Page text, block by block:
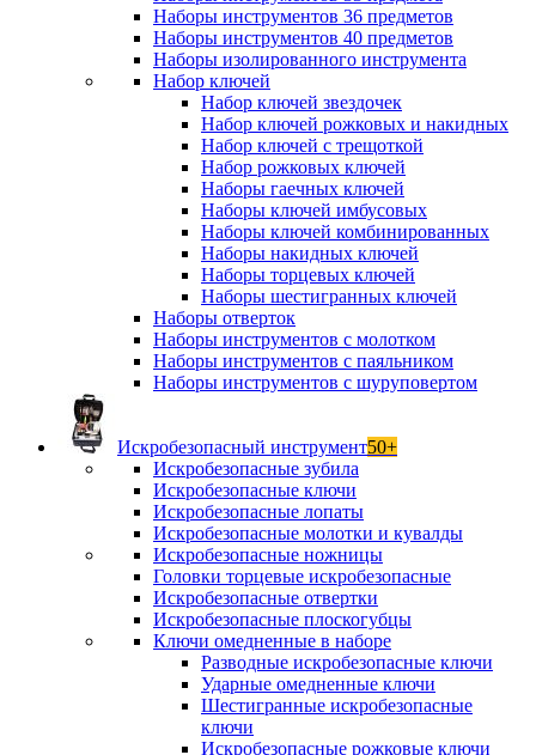
Наборы инструментов 36 предметов
Наборы инструментов 40 предметов
Наборы изолированного инструмента
Набор ключей
Набор ключей звездочек
Набор ключей рожковых и накидных
Набор ключей с трещоткой
Набор рожковых ключей
Наборы гаечных ключей
Наборы ключей имбусовых
Наборы ключей комбинированных
Наборы накидных ключей
Наборы торцевых ключей
Наборы шестигранных ключей
Наборы отверток
Наборы инструментов с молотком
Наборы инструментов с паяльником
Наборы инструментов с шуруповертом
Искробезопасный инструмент50+
Искробезопасные зубила
Искробезопасные ключи
Искробезопасные лопаты
Искробезопасные молотки и кувалды
Искробезопасные ножницы
Головки торцевые искробезопасные
Искробезопасные отвертки
Искробезопасные плоскогубцы
Ключи омедненные в наборе
Разводные искробезопасные ключи
Ударные омедненные ключи
Шестигранные искробезопасные
ключи
Искробезопасные рожковые ключи